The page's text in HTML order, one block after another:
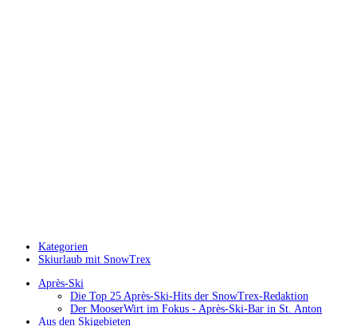
Kategorien
Skiurlaub mit SnowTrex
Après-Ski
Die Top 25 Après-Ski-Hits der SnowTrex-Redaktion
Der MooserWirt im Fokus - Après-Ski-Bar in St. Anton
Aus den Skigebieten